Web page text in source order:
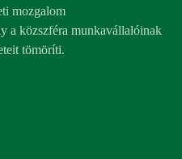
mozgalom
a közszféra munkavállalóinak
tömöríti.